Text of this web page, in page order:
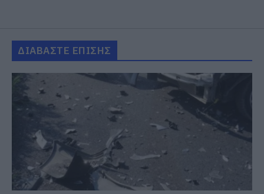
ΔΙΑΒΑΣΤΕ ΕΠΙΣΗΣ